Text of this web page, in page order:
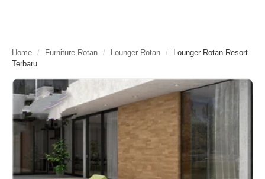
Home / Furniture Rotan / Lounger Rotan /
Lounger Rotan Resort
Terbaru